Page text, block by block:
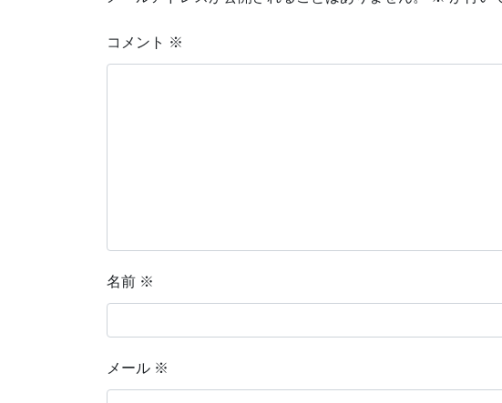
コメント ※
名前 ※
メール ※